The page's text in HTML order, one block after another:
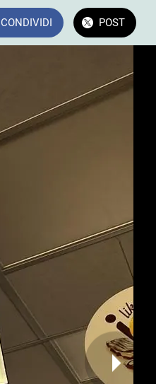
CONDIVIDI POST